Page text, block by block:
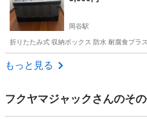
岡谷駅
折りたたみ式 収納ボックス 防水 耐腐食プラ
長野 岡谷市
もっと見る
フクヤマジャック さんのそ